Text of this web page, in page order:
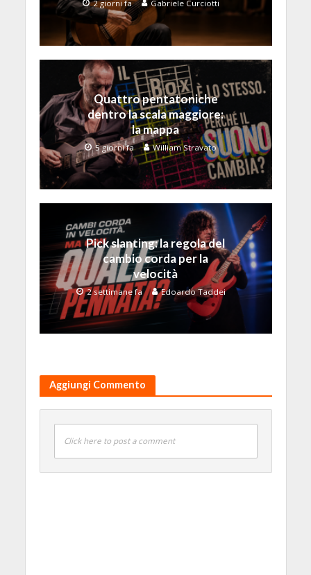
2 giorni fa Gabriele Curciotti
Quattro pentatoniche
dentro la scala maggiore:
la mappa
5 giorni fa William Stravato
Pick slanting: la regola del
cambio corda per la
velocità
2 settimane fa Edoardo Taddei
Aggiungi Commento
Click here to post a comment